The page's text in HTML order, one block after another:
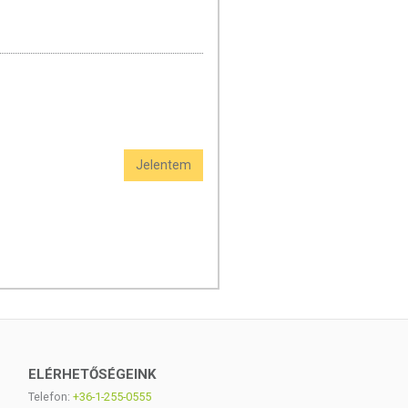
Jelentem
ELÉRHETŐSÉGEINK
Telefon: +36-1-255-0555